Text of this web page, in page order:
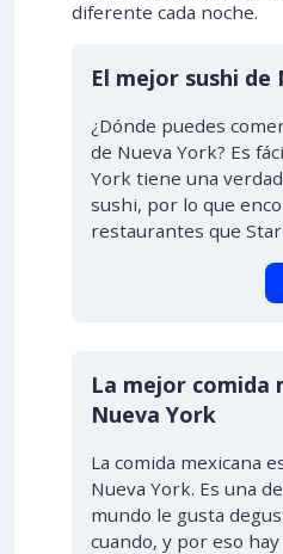
diferente cada noche.
El mejor sushi de
¿Dónde puedes
de Nueva York? Es
York tiene una
sushi, por lo que
restaurantes que
La mejor comida
Nueva York
La comida mexicana
Nueva York. Es una
mundo le gusta
cuando, y por eso